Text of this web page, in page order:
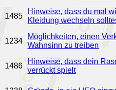
1485
Hinweise, dass du mal
Kleidung wechseln
1234
Möglichkeiten, einen
Wahnsinn zu treiben
1486
Hinweise, dass dein
verrückt spielt